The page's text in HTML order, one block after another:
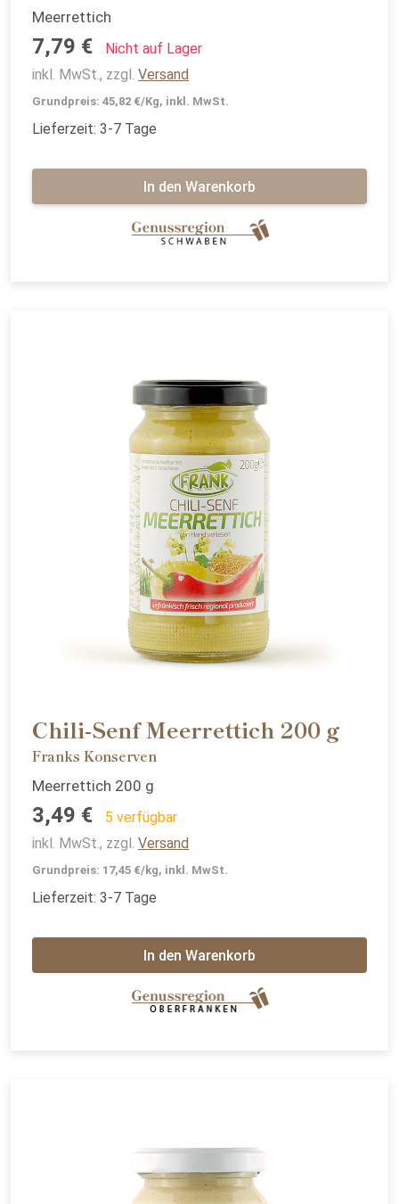
Meerrettich
7,79 €
Nicht auf Lager
inkl. MwSt., zzgl. Versand
Grundpreis: 45,82 €/Kg, inkl. MwSt.
Lieferzeit: 3-7 Tage
In den Warenkorb
Chili-Senf Meerrettich 200 g
Franks Konserven
Meerrettich 200 g
3,49 €
5 verfügbar
inkl. MwSt., zzgl. Versand
Grundpreis: 17,45 €/kg, inkl. MwSt.
Lieferzeit: 3-7 Tage
In den Warenkorb